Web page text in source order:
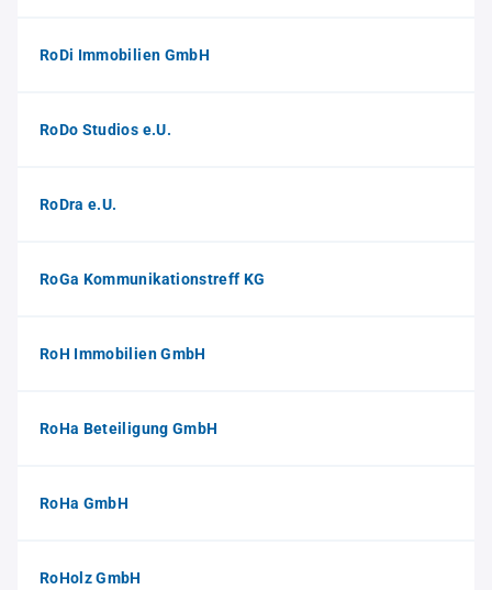
RoDi Immobilien GmbH
RoDo Studios e.U.
RoDra e.U.
RoGa Kommunikationstreff KG
RoH Immobilien GmbH
RoHa Beteiligung GmbH
RoHa GmbH
RoHolz GmbH